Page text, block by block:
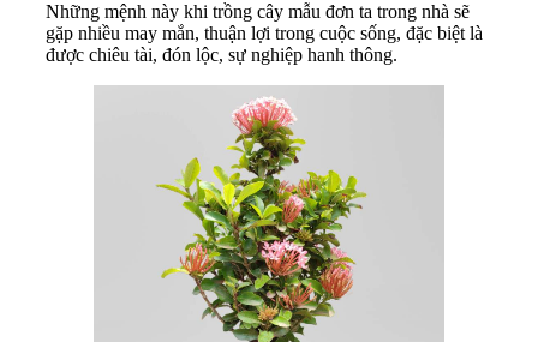
Những mệnh này khi trồng cây mẫu đơn ta trong nhà sẽ
gặp nhiều may mắn, thuận lợi trong cuộc sống, đặc biệt là
được chiêu tài, đón lộc, sự nghiệp hanh thông.